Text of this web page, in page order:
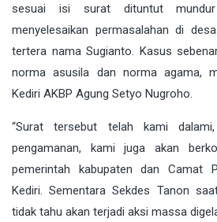
sesuai isi surat dituntut
menyelesaikan permasalahan di
tertera nama Sugianto. Kasus
norma asusila dan norma agama,
Kediri AKBP Agung Setyo Nugroho.
“Surat tersebut telah kami
pengamanan, kami juga akan
pemerintah kabupaten dan Camat
Kediri. Sementara Sekdes Tanon
tidak tahu akan terjadi aksi massa